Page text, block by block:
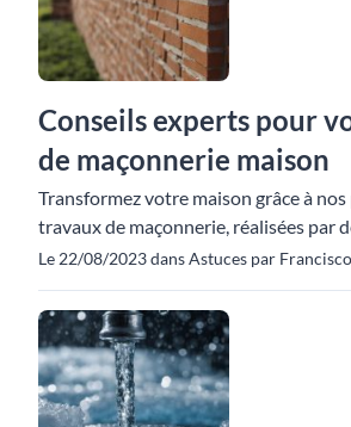
Conseils experts pour
de maçonnerie maison
Transformez votre maison grâce à
travaux de maçonnerie, réalisées par
Le 22/08/2023 dans Astuces par